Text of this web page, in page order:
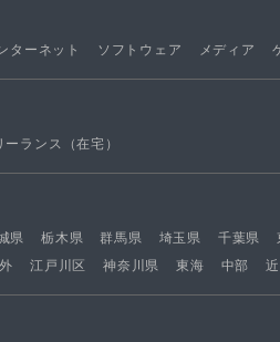
ターネット ソフトウェア メディア
ーランス（在宅）
県 栃木県 群馬県 埼玉県 千葉県
江戸川区 神奈川県 東海 中部